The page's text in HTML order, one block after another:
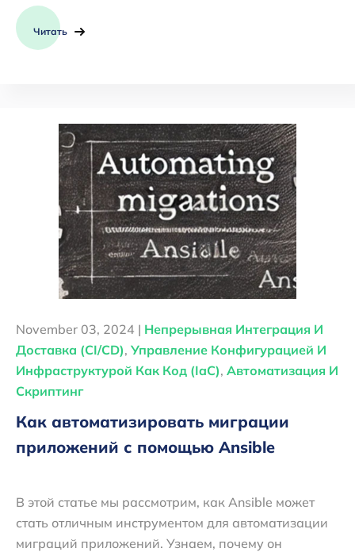
Читать
November 03, 2024 | Непрерывная Интеграция И
Доставка (CI/CD), Управление Конфигурацией И
Инфраструктурой Как Код (IaC), Автоматизация И
Скриптинг
Как автоматизировать миграции
приложений с помощью Ansible
В этой статье мы рассмотрим, как Ansible может
стать отличным инструментом для автоматизации
миграций приложений. Узнаем, почему он